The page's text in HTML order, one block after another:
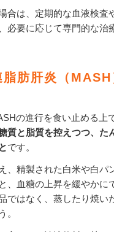
合は、定期的な血液検査
必要に応じて専門的な治
肪肝炎（MASH
の進行を食い止める上
質と脂質を控えつつ、た
です。
、精製された白米や白パ
、血糖の上昇を緩やかに
ではなく、蒸したり焼い
。